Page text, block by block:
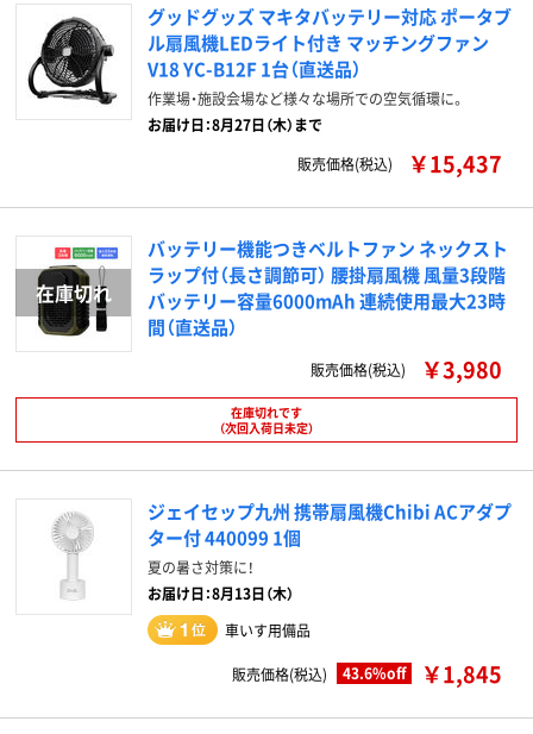
グッドグッズ マキタバッテリー対応 ポータブ
ル扇風機LEDライト付き マッチングファン
V18 YC-B12F 1台（直送品）
作業場・施設会場など様々な場所での空気循環に。
お届け日：8月27日（木）まで
販売価格(税込)
￥15,437
バッテリー機能つきベルトファン ネックスト
ラップ付（長さ調節可） 腰掛扇風機 風量3段階
バッテリー容量6000mAh 連続使用最大23時
間（直送品）
販売価格(税込) ￥3,980
在庫切れです
（次回入荷日未定）
ジェイセップ九州 携帯扇風機Chibi ACアダプ
ター付 440099 1個
夏の暑さ対策に！
お届け日：8月13日（木）
車いす用備品
販売価格(税込) 43.6%off ￥1,845